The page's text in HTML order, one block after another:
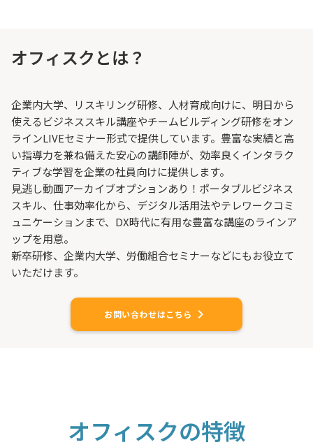
オフィスクとは？
企業内大学、リスキリング研修、人材育成向けに、明日から
使えるビジネススキル講座やチームビルディング研修をオン
ラインLIVEセミナー形式で提供しています。豊富な実績と高
い指導力を兼ね備えた安心の講師陣が、効率良くインタラク
ティブな学習を企業の社員向けに提供します。
見逃し動画アーカイブオプションあり！​​ポータブルビジネス
スキル、仕事効率化から、デジタル活用法やテレワークコミ
ュニケーションまで、DX時代に有用な豊富な講座のラインア
ップを用意。
新卒研修、企業内大学、労働組合セミナーなどにもお役立て
いただけます。
お問い合わせはこちら keyboard_arrow_right
オフィスクの特徴